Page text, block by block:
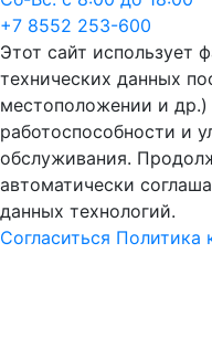
+7 8552 253-600
Этот сайт использует
технических данных
местоположении и др.)
работоспособности и
обслуживания.
автоматически
данных технологий.
Согласиться Политика